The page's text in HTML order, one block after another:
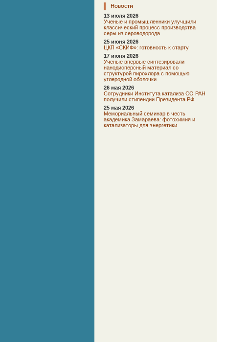
Новости
13 июля 2026
Ученые и промышленники улучшили
классический процесс производства
серы из сероводорода
25 июня 2026
ЦКП «СКИФ»: готовность к старту
17 июня 2026
Ученые впервые синтезировали
нанодисперсный материал со
структурой пирохлора с помощью
углеродной оболочки
26 мая 2026
Сотрудники Института катализа СО РАН
получили стипендии Президента РФ
25 мая 2026
Мемориальный семинар в честь
академика Замараева: фотохимия и
катализаторы для энергетики